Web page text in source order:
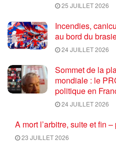
25 JUILLET 2026
Incendies,
au bord du
24 JUILLET 2026
Sommet de la
mondiale : le
politique en
24 JUILLET 2026
A mort l’arbitre, suite et fin
23 JUILLET 2026